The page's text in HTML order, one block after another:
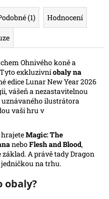
(1) Hodnocení
Ohnivého koně a
exkluzivníobaly na
edice Lunar New Year 2026
vášeň a nezastavitelnou
uznávaného ilustrátora
vaši hru v
hrajeteMagic: The
neboFlesh and Blood,
A právě tady Dragon
jedničkou na trhu.
obaly?